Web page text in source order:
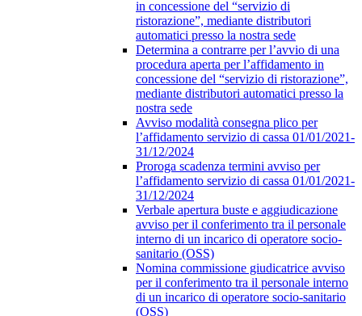
in concessione del “servizio di
ristorazione”, mediante distributori
automatici presso la nostra sede
Determina a contrarre per l’avvio di una
procedura aperta per l’affidamento in
concessione del “servizio di ristorazione”,
mediante distributori automatici presso la
nostra sede
Avviso modalità consegna plico per
l’affidamento servizio di cassa 01/01/2021-
31/12/2024
Proroga scadenza termini avviso per
l’affidamento servizio di cassa 01/01/2021-
31/12/2024
Verbale apertura buste e aggiudicazione
avviso per il conferimento tra il personale
interno di un incarico di operatore socio-
sanitario (OSS)
Nomina commissione giudicatrice avviso
per il conferimento tra il personale interno
di un incarico di operatore socio-sanitario
(OSS)